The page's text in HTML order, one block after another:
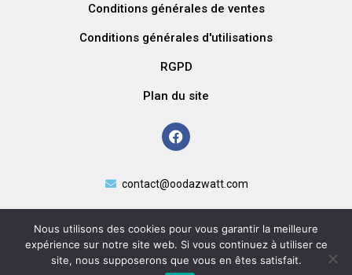
Conditions générales de ventes
Conditions générales d'utilisations
RGPD
Plan du site
contact@oodazwatt.com
Nous utilisons des cookies pour vous garantir la meilleure
expérience sur notre site web. Si vous continuez à utiliser ce
site, nous supposerons que vous en êtes satisfait.